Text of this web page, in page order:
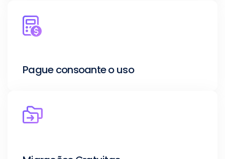
Pague consoante o uso